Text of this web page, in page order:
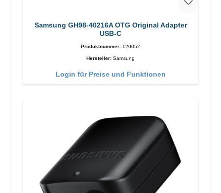
Samsung GH98-40216A OTG Original Adapter
USB-C
Produktnummer: 120052
Hersteller: Samsung
Login für Preise und Funktionen